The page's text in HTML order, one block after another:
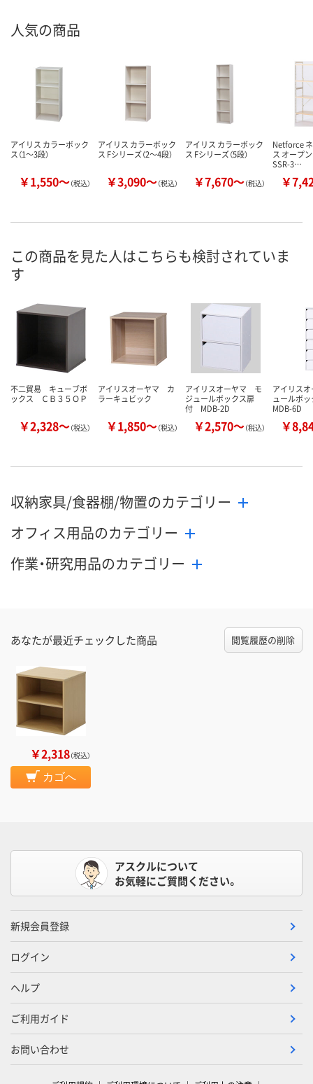
人気の商品
アイリス カラーボック
ス（1～3段）
￥1,550～（税込）
アイリス カラーボック
ス Fシリーズ（2～4段）
￥3,090～（税込）
アイリス カラーボック
ス Fシリーズ（5段）
￥7,670～（税込）
Netforce
ス オープ
SSR-3…
￥
この商品を見た人はこちらも検討されていま
す
不二貿易 キューブボ
ックス ＣＢ３５ＯＰ
￥2,328～（税込）
アイリスオーヤマ カ
ラーキュビック
￥1,850～（税込）
アイリスオーヤマ モ
ジュールボックス扉
付 MDB-2D
￥2,570～（税込）
アイリス
ュールボ
MDB-6D
￥
収納家具/食器棚/物置のカテゴリー
オフィス用品のカテゴリー
作業・研究用品のカテゴリー
あなたが最近チェックした商品 閲覧履歴の削除
￥2,318（税込）
カゴへ
アスクルについて
お気軽にご質問ください。
新規会員登録
ログイン
ヘルプ
ご利用ガイド
お問い合わせ